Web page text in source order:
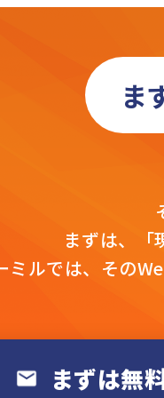
ま
まずは、「
ミルでは、その
まずは無